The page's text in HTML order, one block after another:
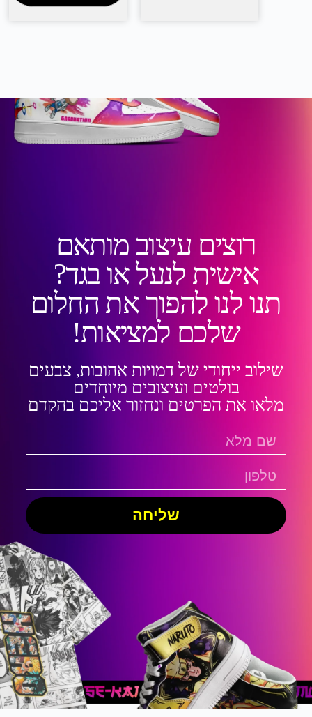
רוצים עיצוב מותאם
אישית לנעל או בגד?
תנו לנו להפוך את החלום
שלכם למציאות!
שילוב ייחודי של דמויות אהובות, צבעים
בולטים ועיצובים מיוחדים
מלאו את הפרטים ונחזור אליכם בהקדם
שליחה